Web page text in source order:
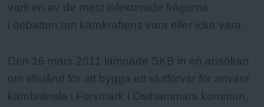
varit en av de mest infekterade frågorna
i debatten om kärnkraftens vara eller icke vara.
Den 16 mars 2011 lämnade SKB in en ansökan
om tillstånd för att bygga ett slutförvar för använt
kärnbränsle i Forsmark i Östhammars kommun,